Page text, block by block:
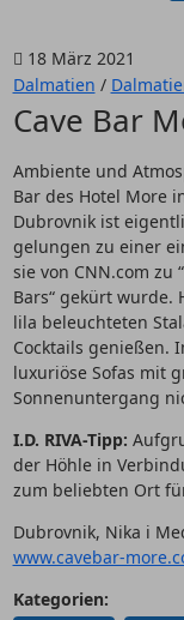
18 März 2021
Dalmatien /
Cave Bar
Ambiente und
Bar des Hotel More
Dubrovnik ist
gelungen zu einer
sie von CNN.com zu
Bars“ gekürt wurde.
lila beleuchteten
Cocktails genießen.
luxuriöse Sofas mit
Sonnenuntergang
I.D. RIVA-Tipp:
der Höhle in
zum beliebten Ort
Dubrovnik, Nika i
www.cavebar-
Kategorien: